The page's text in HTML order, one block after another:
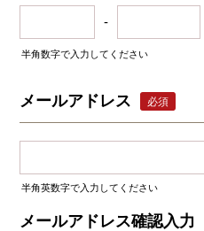
-
半角数字で入力してください
メールアドレス 必須
半角英数字で入力してください
メールアドレス確認入力